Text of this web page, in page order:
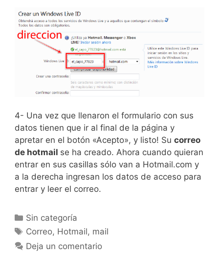
4- Una vez que llenaron el formulario con sus
datos tienen que ir al final de la página y
apretar en el botón «Acepto», y listo! Su correo
de hotmail se ha creado. Ahora cuando quieran
entrar en sus casillas sólo van a Hotmail.com y
a la derecha ingresan los datos de acceso para
entrar y leer el correo.
Categorías
Sin categoría
Etiquetas
Correo, Hotmail, mail
Deja un comentario